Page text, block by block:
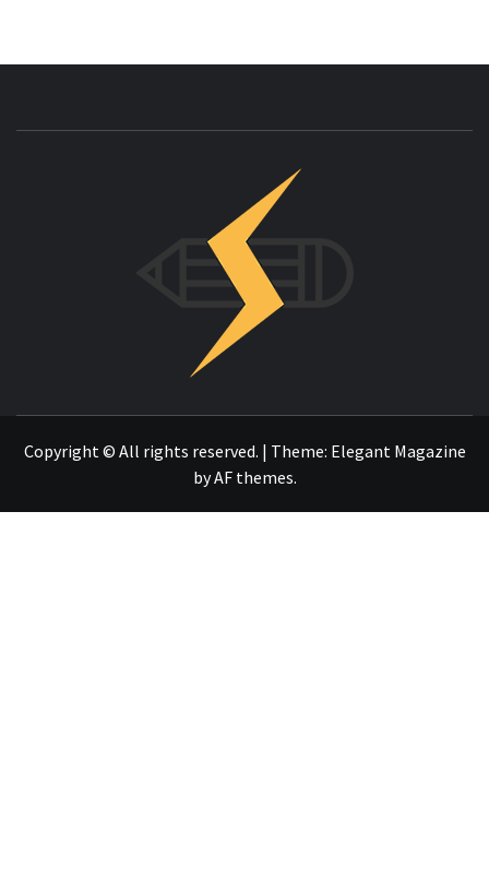
Copyright © All rights reserved. | Theme: Elegant Magazine
byAF themes.